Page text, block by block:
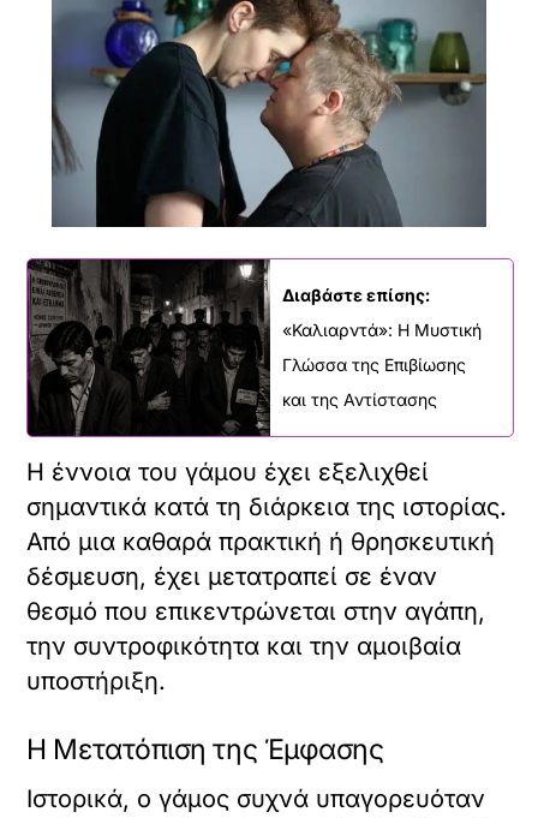
Διαβάστε επίσης:
«Καλιαρντά»: Η Μυστική
Γλώσσα της Επιβίωσης
και της Αντίστασης
Η έννοια του γάμου έχει εξελιχθεί
σημαντικά κατά τη διάρκεια της ιστορίας.
Από μια καθαρά πρακτική ή θρησκευτική
δέσμευση, έχει μετατραπεί σε έναν
θεσμό που επικεντρώνεται στην αγάπη,
την συντροφικότητα και την αμοιβαία
υποστήριξη.
Η Μετατόπιση της Έμφασης
Ιστορικά, ο γάμος συχνά υπαγορευόταν